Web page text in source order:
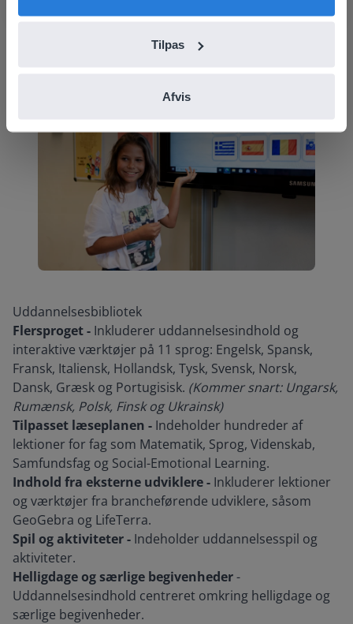
Tilpas
Afvis
Uddannelsesbibliotek
Flersproget - Inkluderer uddannelsesindhold og
interaktive værktøjer på 11 sprog: Engelsk, Spansk,
Fransk, Italiensk, Hollandsk, Tysk, Svensk, Norsk,
Dansk, Græsk og Portugisisk. (Kommer snart: Ungarsk,
Rumænsk, Polsk, Finsk og Ukrainsk)
Tilpasset læseplanen - Indeholder hundreder af
lektioner for fag som Matematik, Sprog, Videnskab,
Samfundsfag og Social-Emotional Learning.
Indhold fra eksterne udviklere - Inkluderer lektioner
og værktøjer fra brancheførende udviklere, såsom
GeoGebra og LifeTerra.
Spil og aktiviteter - Indeholder uddannelsesspil og
aktiviteter.
Helligdage og særlige begivenheder-
Uddannelsesindhold centreret omkring helligdage og
særlige begivenheder.